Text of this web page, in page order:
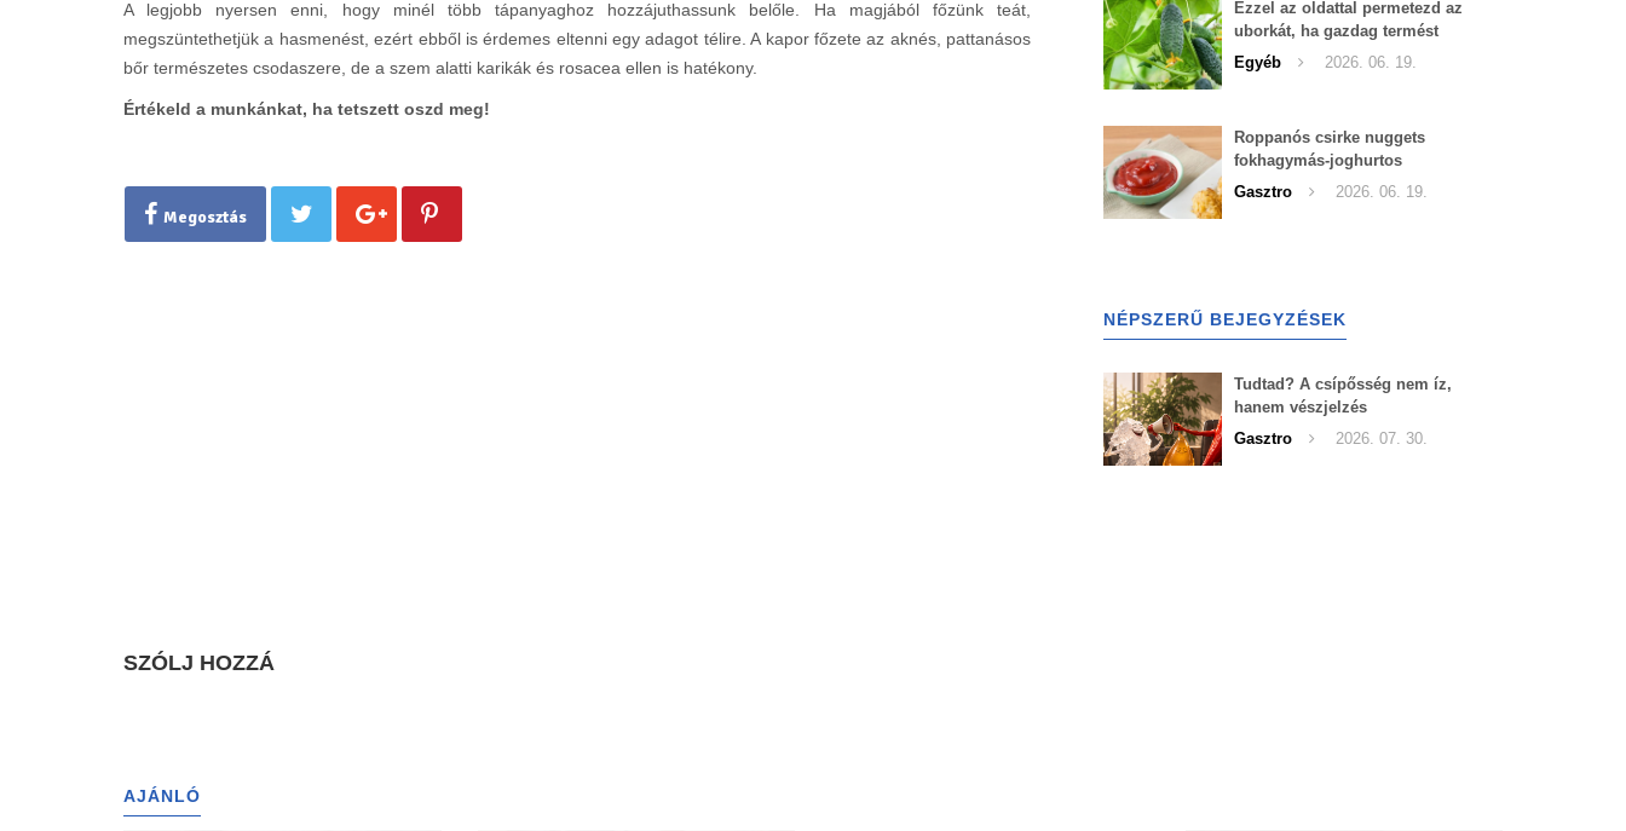
A legjobb nyersen enni, hogy minél több tápanyaghoz hozzájuthassunk belőle. Ha magjából főzünk teát,
megszüntethetjük a hasmenést, ezért ebből is érdemes eltenni egy adagot télire. A kapor főzete az aknés, pattanásos
bőr természetes csodaszere, de a szem alatti karikák és rosacea ellen is hatékony.
Értékeld a munkánkat, ha tetszett oszd meg!
Megosztás
SZÓLJ HOZZÁ
Ezzel az oldattal permetezd az
uborkát, ha gazdag termést
szeretnél begyűjteni
Egyéb 2026. 06. 19.
Roppanós csirke nuggets
fokhagymás-joghurtos
szósszal
Gasztro 2026. 06. 19.
NÉPSZERŰ BEJEGYZÉSEK
Tudtad? A csípősség nem íz,
hanem vészjelzés
Gasztro
2026. 07. 30.
AJÁNLÓ